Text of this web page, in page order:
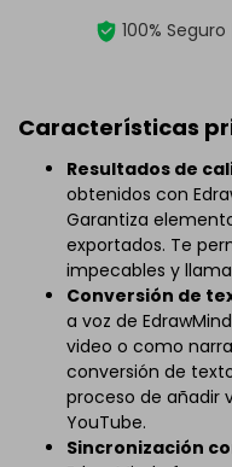
100%
Características
Resultados de
obtenidos con
Garantiza
exportados. Te
impecables y
Conversión de
a voz de
video o como
conversión de
proceso de añadir
YouTube.
Sincronización